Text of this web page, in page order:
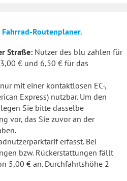
Fahrrad-Routenplaner.
Straße: Nutzer des blu zahlen für
€ und 6,50 € für das
mit einer kontaktlosen EC-,
Express) nutzbar. Um den
Sie bitte dasselbe
vor, das Sie zuvor an der
erfasst. Bei
bzw. Rückerstattungen fällt
5,00 € an. Durchfahrtshöhe 2